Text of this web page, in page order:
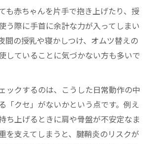
も赤ちゃんを片手で抱き上げたり、授
う際に手首に余計な力が入ってしまい
間の授乳や寝かしつけ、オムツ替えの
していることに気づかない方も多いで
ックするのは、こうした日常動作の中
「クセ」がないかという点です。例え
ち上げるときに肩や骨盤が不安定なま
を支えてしまうと、腱鞘炎のリスクが